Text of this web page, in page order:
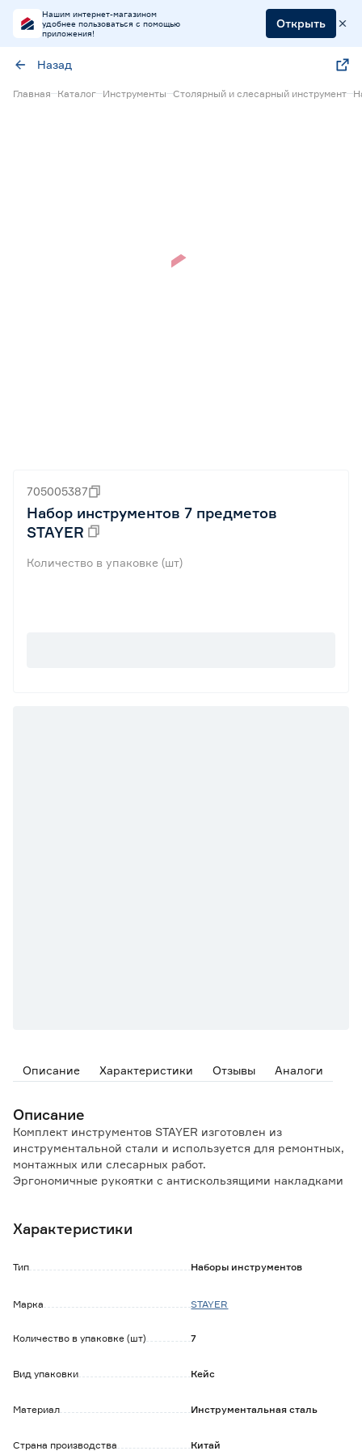
Нашим интернет-магазином
удобнее пользоваться с помощью
приложения!
Открыть
Назад
Главная Каталог Инструменты Столярный и слесарный инструмент
705005387
Набор инструментов 7 предметов
STAYER
Количество в упаковке (шт)
Описание Характеристики Отзывы Аналоги
Описание
Комплект инструментов STAYER изготовлен из
инструментальной стали и используется для ремонтных,
монтажных или слесарных работ.
Эргономичные рукоятки с антискользящими накладками
обеспечивает удобную транспортировку и хранение.
Комплектация:
Нож 18 мм с сегментированным лезвием.
Тестер напряжения.
Характеристики
Тип Наборы инструментов
Марка STAYER
Количество в упаковке (шт) 7
Вид упаковки Кейс
Материал Инструментальная сталь
Страна производства Китай